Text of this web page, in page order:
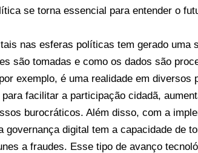
se torna essencial para entender o
nas esferas políticas tem gerado uma
são tomadas e como os dados são
exemplo, é uma realidade em diversos
facilitar a participação cidadã,
burocráticos. Além disso, com a
governança digital tem a capacidade de
a fraudes. Esse tipo de avanço